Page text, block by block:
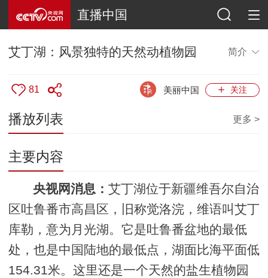
直播中国
艾丁湖：风景独特的天然动植物园 简介
81 关注
美丽中国
播放列表 更多 >
主要内容
央视网消息： 艾丁湖位于新疆维吾尔自治
区吐鲁番市高昌区，旧称觉洛浣，维语叫艾丁
库勒，意为月光湖。它是吐鲁番盆地的最低
处，也是中国陆地的最低点，湖面比海平面低
154.31米。这里还是一个天然的盐生植物园